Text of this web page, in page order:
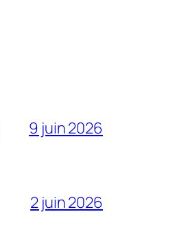
9 juin 2026
2 juin 2026